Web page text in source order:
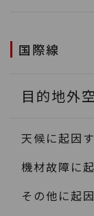
国際線
目的地外
天候に起因
機材故障に
その他に起